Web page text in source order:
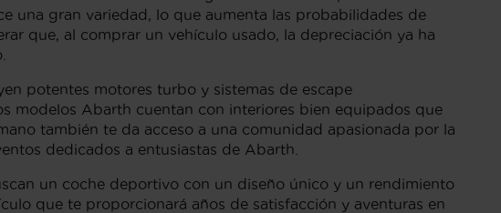
una gran variedad, lo que aumenta las probabilidades de
que, al comprar un vehículo usado, la depreciación ya ha
potentes motores turbo y sistemas de escape
modelos Abarth cuentan con interiores bien equipados que
también te da acceso a una comunidad apasionada por la
dedicados a entusiastas de Abarth.
un coche deportivo con un diseño único y un rendimiento
que te proporcionará años de satisfacción y aventuras en